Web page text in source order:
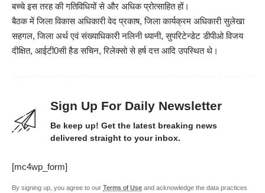
बच्चे इस तरह की गतिविधियों से और अधिक प्रोत्साहित हों।
बैठक में जिला विकास अधिकारी वेद प्रकाष, जिला कार्यक्रम अधिकारी सुलेखा
सहगल, जिला अर्थ एवं संख्याधिकारी नलिनी ध्यानी, सुपरिटेन्डेट डीपीओ विजय
दीक्षित, आईटी0सी हैड सचिन, रिलेक्सो से हर्ष दत्त आदि उपस्थित थे।
Sign Up For Daily Newsletter
Be keep up! Get the latest breaking news
delivered straight to your inbox.
[mc4wp_form]
By signing up, you agree to our Terms of Use and acknowledge the data practices